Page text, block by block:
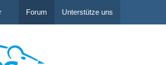
Forum Unterstütze uns